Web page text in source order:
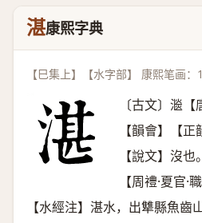
湛康熙字典
【巳集上】【水字部】 康熙笔画
〔古文〕㴴
【韻會】【正
【說文】沒
【周禮·夏官·
【水經注】湛水，出犨縣魚齒